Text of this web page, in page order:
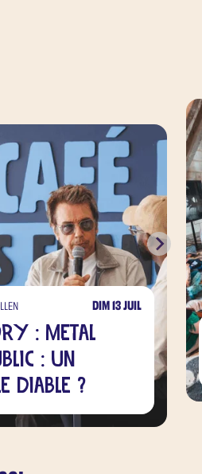
la langue
leur chante, plongeons
DIM 13 JUIL
: Metal
: un
Diable ?